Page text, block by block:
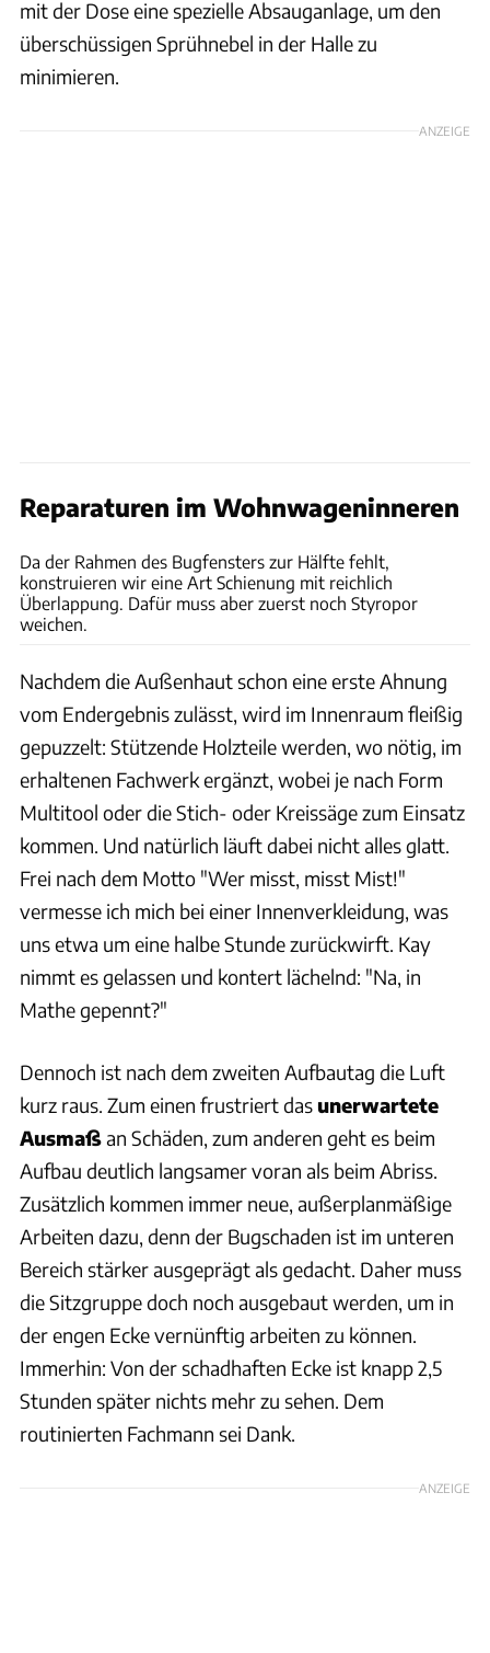
mit der Dose eine spezielle Absauganlage, um den
überschüssigen Sprühnebel in der Halle zu
minimieren.
ANZEIGE
Reparaturen im Wohnwageninneren
Philipp Heise
Da der Rahmen des Bugfensters zur Hälfte fehlt,
konstruieren wir eine Art Schienung mit reichlich
Überlappung. Dafür muss aber zuerst noch Styropor
weichen.
Nachdem die Außenhaut schon eine erste Ahnung
vom Endergebnis zulässt, wird im Innenraum fleißig
gepuzzelt: Stützende Holzteile werden, wo nötig, im
erhaltenen Fachwerk ergänzt, wobei je nach Form
Multitool oder die Stich- oder Kreissäge zum Einsatz
kommen. Und natürlich läuft dabei nicht alles glatt.
Frei nach dem Motto "Wer misst, misst Mist!"
vermesse ich mich bei einer Innenverkleidung, was
uns etwa um eine halbe Stunde zurückwirft. Kay
nimmt es gelassen und kontert lächelnd: "Na, in
Mathe gepennt?"
Dennoch ist nach dem zweiten Aufbautag die Luft
kurz raus. Zum einen frustriert dasunerwartete
Ausmaßan Schäden, zum anderen geht es beim
Aufbau deutlich langsamer voran als beim Abriss.
Zusätzlich kommen immer neue, außerplanmäßige
Arbeiten dazu, denn der Bugschaden ist im unteren
Bereich stärker ausgeprägt als gedacht. Daher muss
die Sitzgruppe doch noch ausgebaut werden, um in
der engen Ecke vernünftig arbeiten zu können.
Immerhin: Von der schadhaften Ecke ist knapp 2,5
Stunden später nichts mehr zu sehen. Dem
routinierten Fachmann sei Dank.
ANZEIGE